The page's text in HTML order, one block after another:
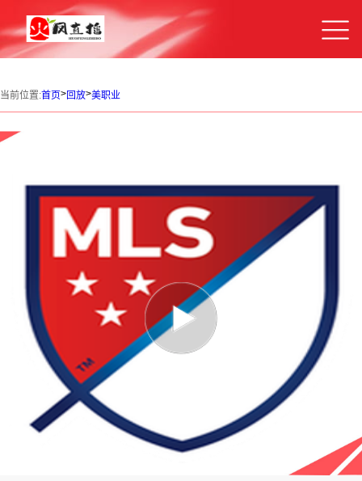
当前位置:首页>回放>美职业